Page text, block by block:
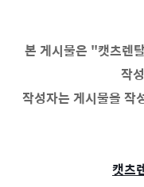
본 게시물은 "캣츠렌
작
작성자는 게시물을 작
캣츠